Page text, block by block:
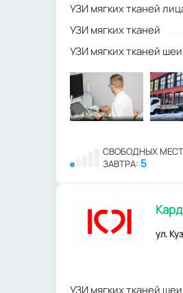
УЗИ мягких тканей
УЗИ мягких тканей
УЗИ мягких тканей шеи
СВОБОДНЫХ
ЗАВТРА: 5
ул.
УЗИ мягких тканей шеи